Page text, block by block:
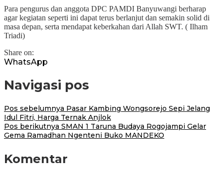
Para pengurus dan anggota DPC PAMDI Banyuwangi berharap
agar kegiatan seperti ini dapat terus berlanjut dan semakin solid di
masa depan, serta mendapat keberkahan dari Allah SWT. ( Ilham
Triadi)
Share on:
WhatsApp
Navigasi pos
Pos sebelumnya Pasar Kambing Wongsorejo Sepi Jelang
Idul Fitri, Harga Ternak Anjlok
Pos berikutnya SMAN 1 Taruna Budaya Rogojampi Gelar
Gema Ramadhan Ngenteni Buko MANDEKO
Komentar